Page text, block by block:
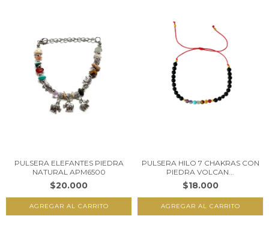
PULSERA ELEFANTES PIEDRA
NATURAL APM6500
$20.000
PULSERA HILO 7 CHAKRAS CON
PIEDRA VOLCAN...
$18.000